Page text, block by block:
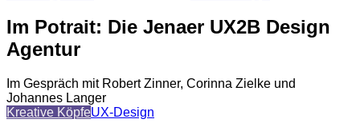
Im Potrait: Die Jenaer UX2B Design
Agentur
Im Gespräch mit Robert Zinner, Corinna Zielke und
Johannes Langer
Kreative KöpfeUX-Design